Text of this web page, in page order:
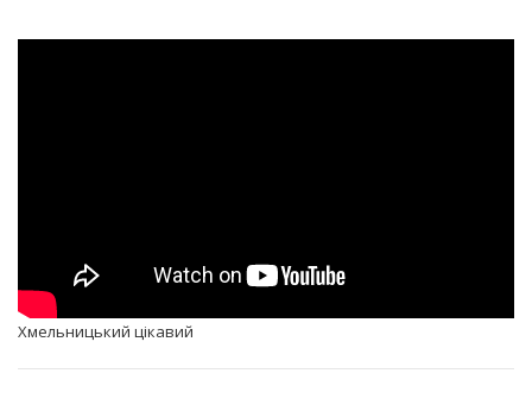
Хмельницький цікавий